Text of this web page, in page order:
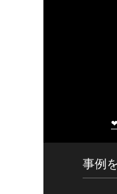
事例